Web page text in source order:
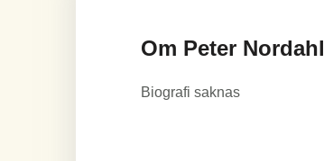
Om Peter Nordahl
Biografi saknas